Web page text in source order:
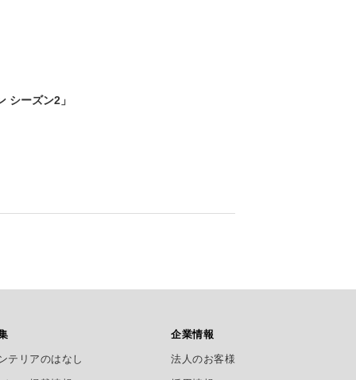
シーズン2」
テリアのはなし
企業情報
法人のお客様